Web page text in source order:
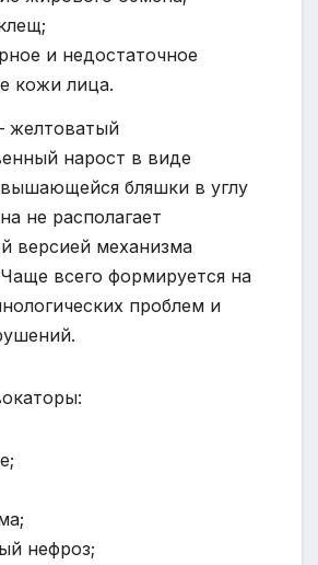
и недостаточное
кожи лица.
желтоватый
нарост в виде
бляшки в углу
не располагает
версией механизма
всего формируется на
проблем и
нефроз;